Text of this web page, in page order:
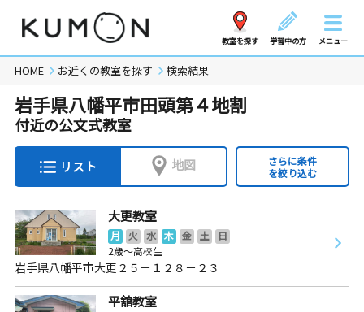
教室を探す 学習中の方 メニュー
HOME お近くの教室を探す 検索結果
岩手県八幡平市田頭第４地割
付近の公文式教室
リスト 地図
さらに条件
を絞り込む
大更教室
月 火 水 木 金 土
日
2歳～高校生
岩手県八幡平市大更２５－１２８－２３
平舘教室